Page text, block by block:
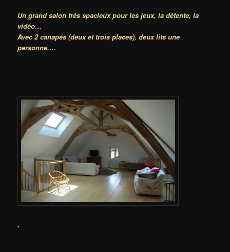
Un grand salon très spacieux pour les jeux, la détente, la
vidéo…
Avec 2 canapés (deux et trois places), deux lits une
personne,…
.